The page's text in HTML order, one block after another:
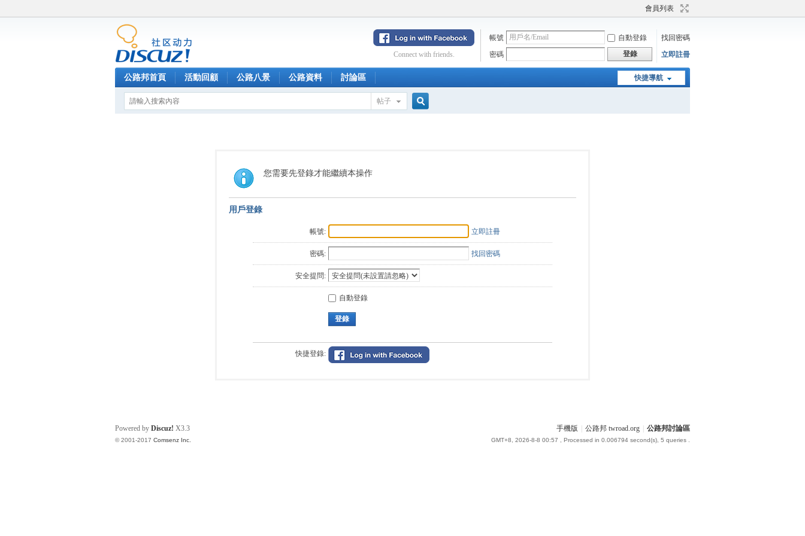
會員列表
帳號 自動登錄
找回密碼
密碼
登錄 立即註冊
Connect with friends.
快捷導航
公路邦首頁 活動回顧 公路八景 公路資料 討論區
帖子
您需要先登錄才能繼續本操作
用戶登錄
帳號: 立即註冊
密碼: 找回密碼
安全提問:
自動登錄
登錄
快捷登錄:
手機版 公路邦 twroad.org 公路邦討論區
GMT+8, 2026-8-8 00:57 , Processed in 0.006794 second(s), 5 queries .
Powered by Discuz! X3.3
© 2001-2017 Comsenz Inc.